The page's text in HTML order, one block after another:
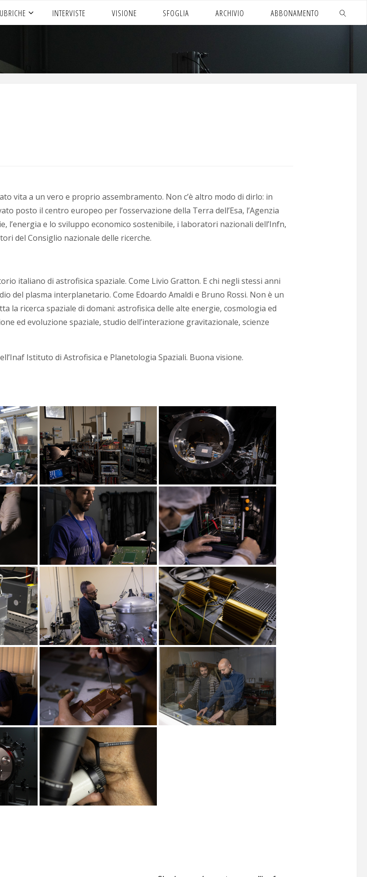
INTERVISTE VISIONE SFOGLIA ARCHIVIO ABBONAMENTO
vita a un vero e proprio assembramento. Non c’è altro modo di dirlo: in
posto il centro europeo per l’osservazione della Terra dell’Esa, l’Agenzia
l’energia e lo sviluppo economico sostenibile, i laboratori nazionali dell’Infn,
del Consiglio nazionale delle ricerche.
italiano di astrofisica spaziale. Come Livio Gratton. E chi negli stessi anni
del plasma interplanetario. Come Edoardo Amaldi e Bruno Rossi. Non è un
la ricerca spaziale di domani: astrofisica delle alte energie, cosmologia ed
ed evoluzione spaziale, studio dell’interazione gravitazionale, scienze
Istituto di Astrofisica e Planetologia Spaziali. Buona visione.